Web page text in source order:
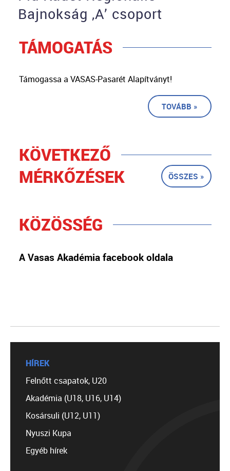
Bajnokság ,A’ csoport
TÁMOGATÁS
Támogassa a VASAS-Pasarét Alapítványt!
TOVÁBB »
KÖVETKEZŐ
MÉRKŐZÉSEK
ÖSSZES »
KÖZÖSSÉG
A Vasas Akadémia facebook oldala
HÍREK
Felnőtt csapatok, U20
Akadémia (U18, U16, U14)
Kosársuli (U12, U11)
Nyuszi Kupa
Egyéb hírek